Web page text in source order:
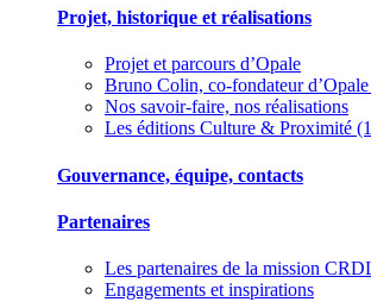
Projet, historique et réalisations
Projet et parcours d’Opale
Bruno Colin, co-fondateur
Nos savoir-faire, nos réalisations
Les éditions Culture & Proximité
Gouvernance, équipe, contacts
Partenaires
Les partenaires de la mission
Engagements et inspirations